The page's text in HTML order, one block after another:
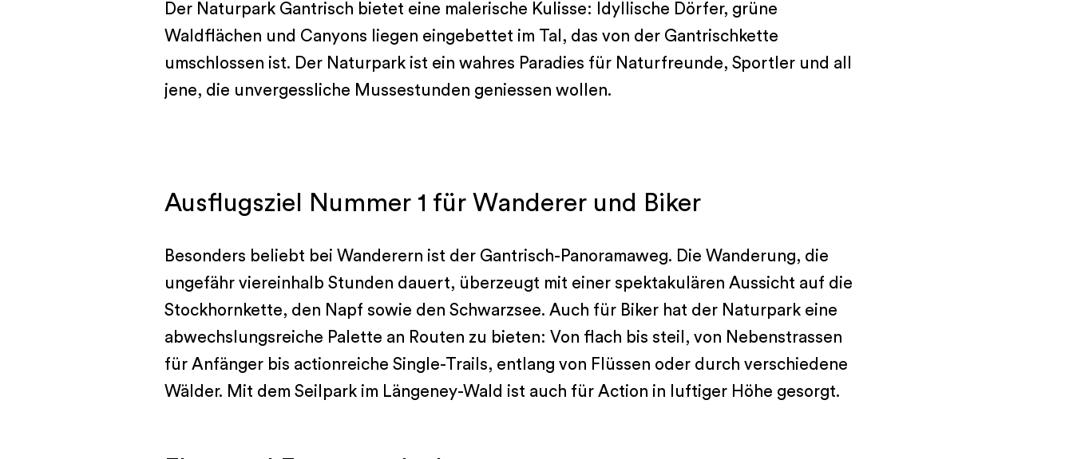
Der Naturpark Gantrisch bietet eine malerische Kulisse: Idyllische Dörfer, grüne
Waldflächen und Canyons liegen eingebettet im Tal, das von der Gantrischkette
umschlossen ist. Der Naturpark ist ein wahres Paradies für Naturfreunde, Sportler und all
jene, die unvergessliche Mussestunden geniessen wollen.
Ausflugsziel Nummer 1 für Wanderer und Biker
Besonders beliebt bei Wanderern ist der Gantrisch-Panoramaweg. Die Wanderung, die
ungefähr viereinhalb Stunden dauert, überzeugt mit einer spektakulären Aussicht auf die
Stockhornkette, den Napf sowie den Schwarzsee. Auch für Biker hat der Naturpark eine
abwechslungsreiche Palette an Routen zu bieten: Von flach bis steil, von Nebenstrassen
für Anfänger bis actionreiche Single-Trails, entlang von Flüssen oder durch verschiedene
Wälder. Mit dem Seilpark im Längeney-Wald ist auch für Action in luftiger Höhe gesorgt.